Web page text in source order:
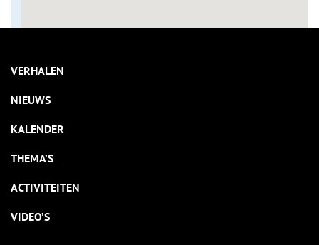
VERHALEN
NIEUWS
KALENDER
THEMA’S
ACTIVITEITEN
VIDEO’S